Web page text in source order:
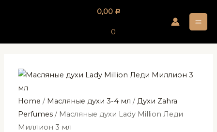
0,00 Р
0
Home / Масляные духи 3-4 мл /Духи Zahra
Perfumes / Масляные духи Lady Million Леди
Миллион 3 мл